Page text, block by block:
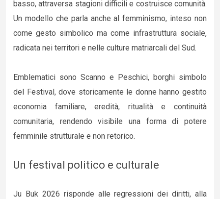
basso, attraversa stagioni difficili e costruisce comunità.
Un modello che parla anche al femminismo, inteso non
come gesto simbolico ma come infrastruttura sociale,
radicata nei territori e nelle culture matriarcali del Sud.
Emblematici sono Scanno e Peschici, borghi simbolo
del Festival, dove storicamente le donne hanno gestito
economia familiare, eredità, ritualità e continuità
comunitaria, rendendo visibile una forma di potere
femminile strutturale e non retorico.
Un festival politico e culturale
Ju Buk 2026 risponde alle regressioni dei diritti, alla